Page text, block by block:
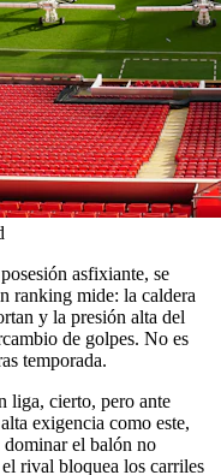
asfixiante, se
ranking mide: la caldera
y la presión alta del
de golpes. No es
temporada.
liga, cierto, pero ante
exigencia como este,
dominar el balón no
rival bloquea los carriles